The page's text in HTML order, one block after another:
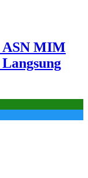
ASN MIM